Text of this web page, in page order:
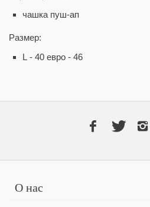
чашка пуш-ап
Размер:
L - 40 евро - 46
О нас